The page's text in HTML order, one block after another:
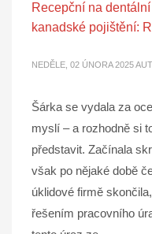
Recepční na
kanadské pojištění:
NEDĚLE, 02 ÚNORA 2025
Šárka se vydala za
myslí – a rozhodně si
představit. Začínala
však po nějaké době
úklidové firmě
řešením pracovního